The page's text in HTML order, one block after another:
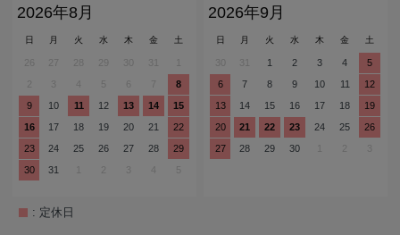
2026年8月
日 月 火 水 木 金 土
30 31
3 4 5
8
9
10 11 12 13 14
15
16
17 18 19 20 21
22
23
24 25 26 27 28
29
30
31 3 4 5
2026年9月
日 月 火 水 木 金 土
30 31 1 2 3 4
5
6
7 8 9 10 11
12
13
14 15 16 17 18
19
20
21 22 23 24 25
26
27
28 29 30 3
: 定休日